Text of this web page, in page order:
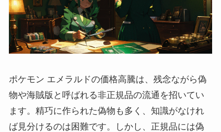
ポケモン エメラルドの価格高騰は、残念ながら偽
物や海賊版と呼ばれる非正規品の流通を招いてい
ます。精巧に作られた偽物も多く、知識がなけれ
ば見分けるのは困難です。しかし、正規品には偽